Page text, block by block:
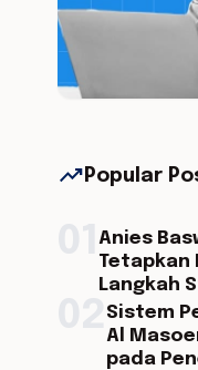
trending_up Popular
Anies
Tetapkan
Langkah
Sistem
Al
pada